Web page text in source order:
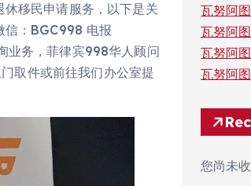
移民申请服务，以下是关
信：BGC998 电报
业务，菲律宾998华人顾问
取件或前往我们办公室提
瓦努阿
瓦努阿
瓦努阿
瓦努阿
您尚未